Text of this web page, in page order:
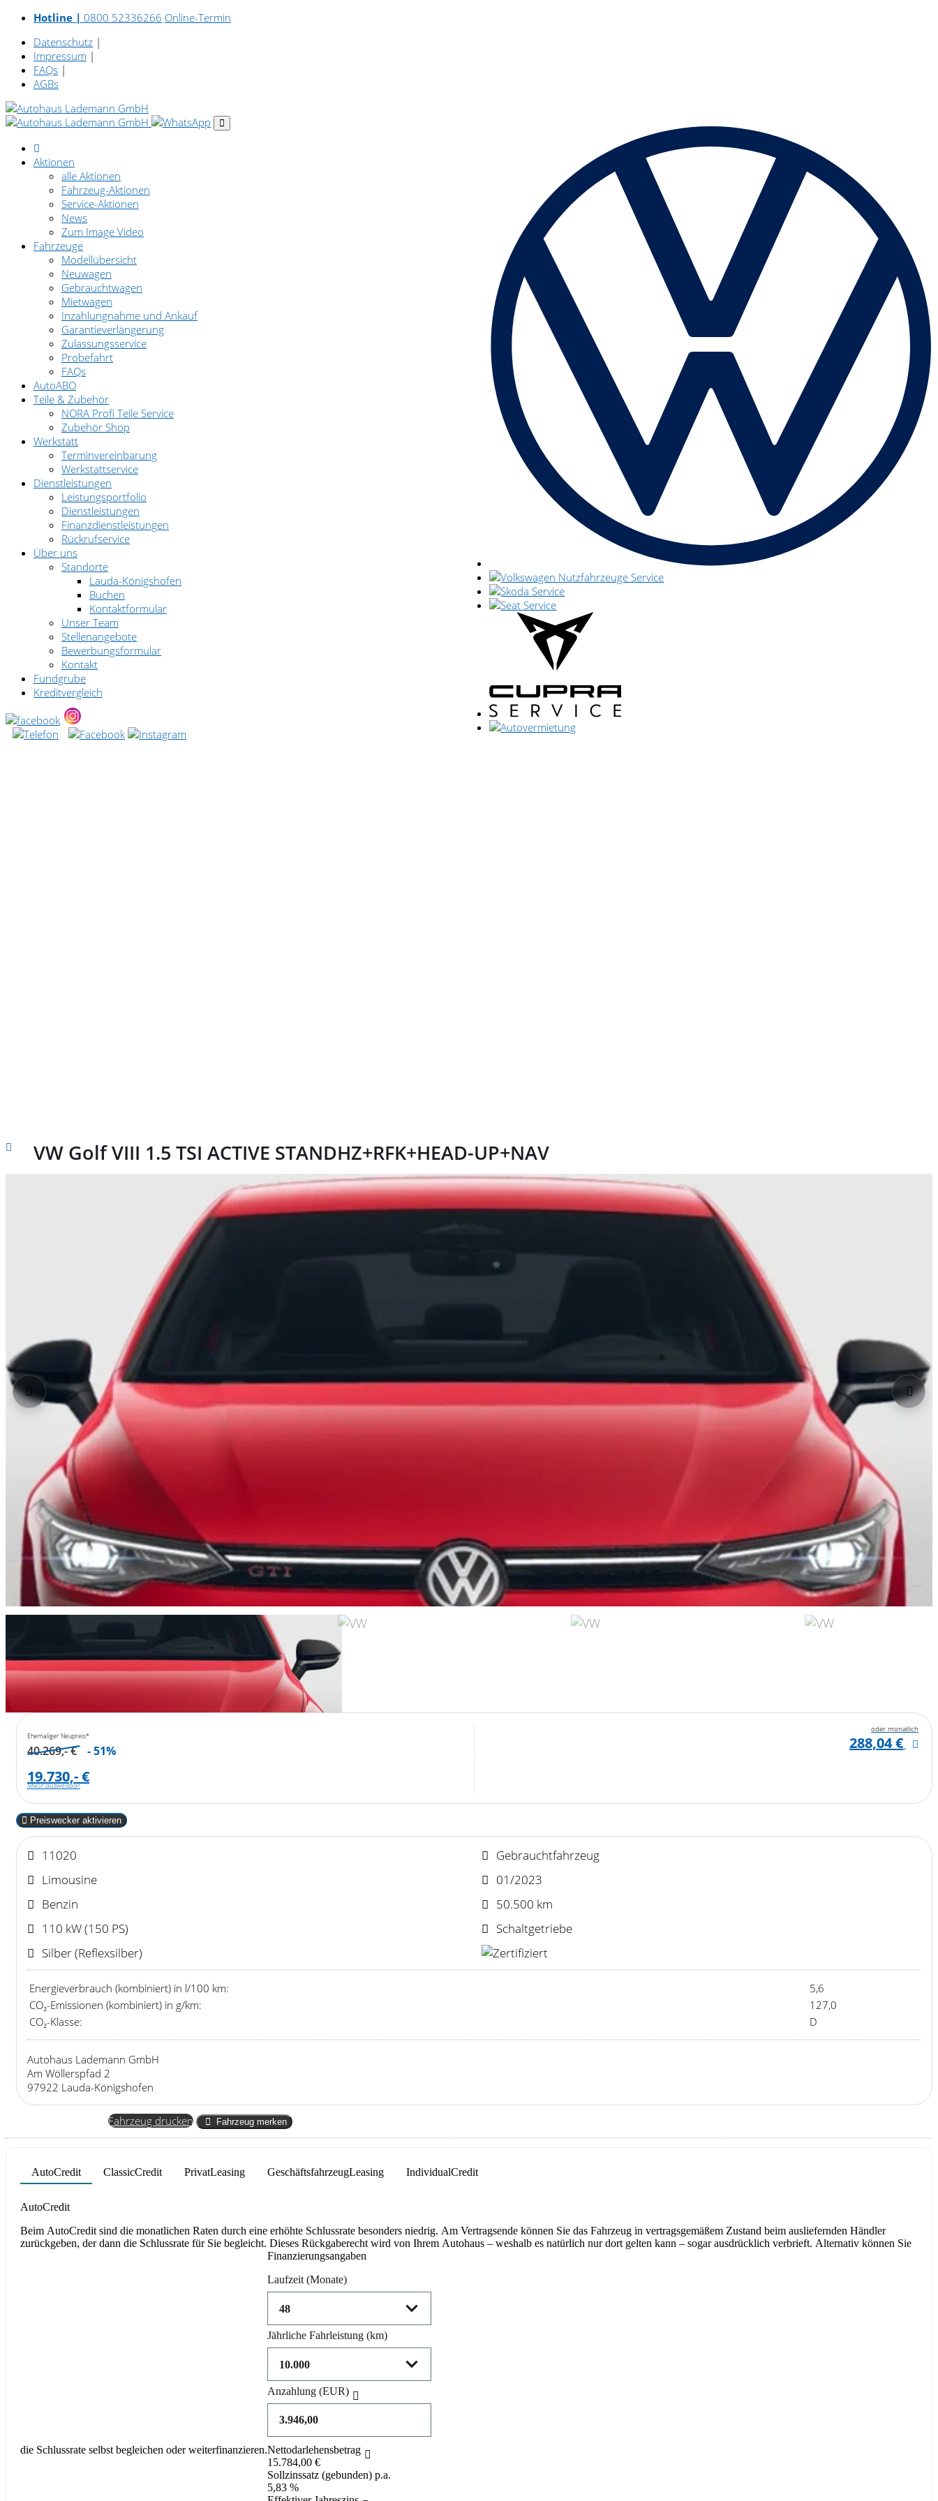
Hotline | 0800 52336266 Online-Termin
Datenschutz |
Impressum |
FAQs |
AGBs
Aktionen
alle Aktionen
Fahrzeug-Aktionen
Service-Aktionen
News
Zum Image Video
Fahrzeuge
Modellübersicht
Neuwagen
Gebrauchtwagen
Mietwagen
Inzahlungnahme und Ankauf
Garantieverlängerung
Zulassungsservice
Probefahrt
FAQs
AutoABO
Teile & Zubehör
NORA Profi Teile Service
Zubehör Shop
Werkstatt
Terminvereinbarung
Werkstattservice
Dienstleistungen
Leistungsportfolio
Dienstleistungen
Finanzdienstleistungen
Rückrufservice
Über uns
Standorte
Lauda-Königshofen
Buchen
Kontaktformular
Unser Team
Stellenangebote
Bewerbungsformular
Kontakt
Fundgrube
Kreditvergleich
VW Golf VIII 1.5 TSI ACTIVE STANDHZ+RFK+HEAD-UP+NAV
Ehemaliger Neupreis*
40.269,- € - 51%
19.730,- €
MwSt ausweisbar
oder monatlich
288,04 €
Preiswecker aktivieren
11020
Gebrauchtfahrzeug
Limousine
01/2023
Benzin
50.500 km
110 kW (150 PS)
Schaltgetriebe
Silber (Reflexsilber)
Energieverbrauch (kombiniert) in l/100 km:
5,6
CO₂-Emissionen (kombiniert) in g/km:
127,0
CO₂-Klasse:
D
Autohaus Lademann GmbH
Am Wöllerspfad 2
97922 Lauda-Königshofen
Fahrzeug drucken Fahrzeug merken
AutoCredit ClassicCredit PrivatLeasing GeschäftsfahrzeugLeasing
IndividualCredit
AutoCredit
Beim AutoCredit sind die monatlichen Raten durch eine erhöhte Schlussrate besonders niedrig. Am Vertragsende können Sie das Fahrzeug in vertragsgemäßem Zustand beim ausliefernden Händler
zurückgeben, der dann die Schlussrate für Sie begleicht. Dieses Rückgaberecht wird von Ihrem Autohaus – weshalb es natürlich nur dort gelten kann – sogar ausdrücklich verbrieft. Alternativ können Sie
die Schlussrate selbst begleichen oder weiterfinanzieren.
Finanzierungsangaben
Laufzeit (Monate)
Jährliche Fahrleistung (km)
Anzahlung (EUR)
Nettodarlehensbetrag
15.784,00 €
Sollzinssatz (gebunden) p.a.
5,83 %